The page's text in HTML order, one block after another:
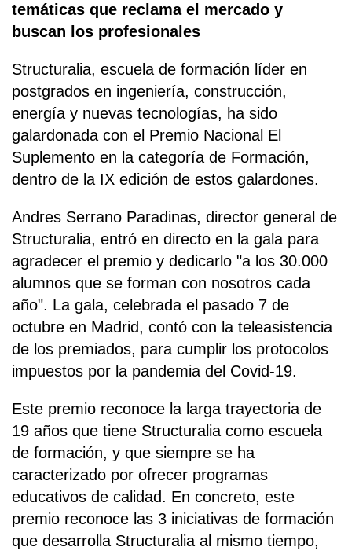
temáticas que reclama el mercado y
buscan los profesionales
Structuralia, escuela de formación líder en
postgrados en ingeniería, construcción,
energía y nuevas tecnologías, ha sido
galardonada con el Premio Nacional El
Suplemento en la categoría de Formación,
dentro de la IX edición de estos galardones.
Andres Serrano Paradinas, director general de
Structuralia, entró en directo en la gala para
agradecer el premio y dedicarlo "a los 30.000
alumnos que se forman con nosotros cada
año". La gala, celebrada el pasado 7 de
octubre en Madrid, contó con la teleasistencia
de los premiados, para cumplir los protocolos
impuestos por la pandemia del Covid-19.
Este premio reconoce la larga trayectoria de
19 años que tiene Structuralia como escuela
de formación, y que siempre se ha
caracterizado por ofrecer programas
educativos de calidad. En concreto, este
premio reconoce las 3 iniciativas de formación
que desarrolla Structuralia al mismo tiempo,